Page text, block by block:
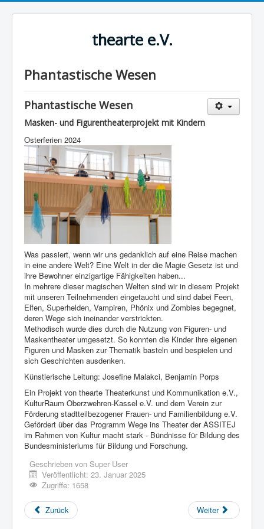
thearte e.V.
Phantastische Wesen
Phantastische Wesen
Masken- und Figurentheaterprojekt mit Kindern
Osterferien 2024
Was passiert, wenn wir uns gedanklich auf eine Reise machen
in eine andere Welt? Eine Welt in der die Magie Gesetz ist und
ihre Bewohner einzigartige Fähigkeiten haben...
In mehrere dieser magischen Welten sind wir in diesem Projekt
mit unseren Teilnehmenden eingetaucht und sind dabei Feen,
Elfen, Superhelden, Vampiren, Phönix und Zombies begegnet,
deren Wege sich ineinander verstrickten.
Methodisch wurde dies durch die Nutzung von Figuren- und
Maskentheater umgesetzt. So konnten die Kinder ihre eigenen
Figuren und Masken zur Thematik basteln und bespielen und
sich Geschichten ausdenken.
Künstlerische Leitung: Josefine Malakci, Benjamin Porps
Ein Projekt von thearte Theaterkunst und Kommunikation e.V.,
KulturRaum Oberzwehren-Kassel e.V. und dem Verein zur
Förderung stadtteilbezogener Frauen- und Familienbildung e.V.
Gefördert über das Programm Wege ins Theater der ASSITEJ
im Rahmen von Kultur macht stark - Bündnisse für Bildung des
Bundesministeriums für Bildung und Forschung.
Geschrieben von Super User
Veröffentlicht: 23. Januar 2025
Zugriffe: 1658
Zurück Weiter